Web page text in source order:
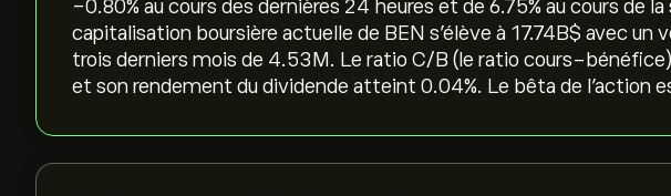
‎-0.80‎% au cours des dernières 24 heures et de ‎6.75‎% au cours de
capitalisation boursière actuelle de BEN s'élève à 17.74B‎$‎ avec un
trois derniers mois de 4.53M. Le ratio C/B (le ratio cours-
et son rendement du dividende atteint 0.04%. Le bêta de l'action